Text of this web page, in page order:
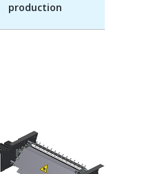
production